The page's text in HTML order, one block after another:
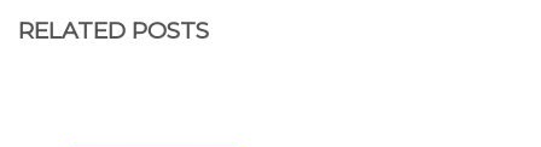
RELATED POSTS